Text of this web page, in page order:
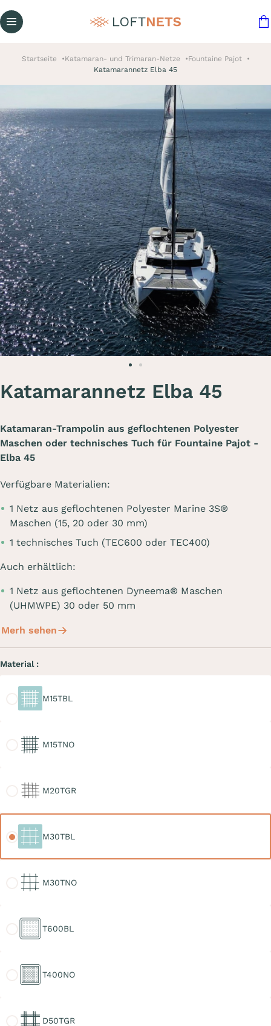
Startseite Katamaran- und Trimaran-Netze
Fountaine Pajot
Katamarannetz Elba 45
Katamarannetz Elba 45
Katamaran-Trampolin aus geflochtenen Polyester
Maschen oder technisches Tuch für Fountaine Pajot -
Elba 45
Verfügbare Materialien:
1 Netz aus geflochtenen Polyester Marine 3S®
Maschen (15, 20 oder 30 mm)
1 technisches Tuch (TEC600 oder TEC400)
Auch erhältlich:
1 Netz aus geflochtenen Dyneema® Maschen
(UHMWPE) 30 oder 50 mm
Merh sehen
Material :
M15TBL
M15TNO
M20TGR
M30TBL
M30TNO
T600BL
T400NO
D50TGR